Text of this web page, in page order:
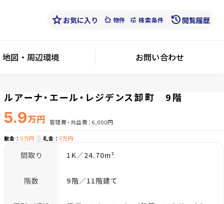
starお気に入り cottage物件 tune 検索条件 history 閲覧履歴
地図・周辺環境 お問い合わせ
ルアーナ・エール・レジデンス卸町 9階
5.9万円 管理費・共益費 6,000円
敷金 0万円 礼金 0万円
間取り 1K／24.70m²
階数 9階／11階建て